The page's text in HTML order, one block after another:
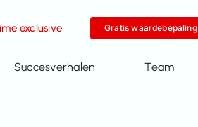
exclusive Gratis waardebepaling
Succesverhalen Team